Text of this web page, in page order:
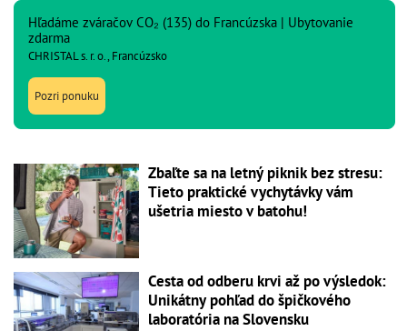
Hľadáme zváračov CO₂ (135) do Francúzska | Ubytovanie
zdarma
CHRISTAL s. r. o., Francúzsko
Pozri ponuku
Zbaľte sa na letný piknik bez stresu:
Tieto praktické vychytávky vám
ušetria miesto v batohu!
Cesta od odberu krvi až po výsledok:
Unikátny pohľad do špičkového
laboratória na Slovensku